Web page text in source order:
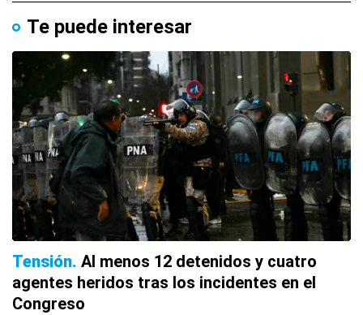
Te puede interesar
Tensión Al menos 12 detenidos y cuatro
agentes heridos tras los incidentes en el
Congreso